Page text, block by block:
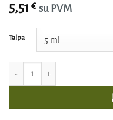
5,51 € su PVM
Talpa